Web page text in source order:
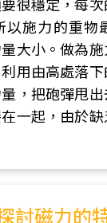
很穩定，每
以施力的重物
大小。做為
用由高處落
，把砲彈甩
一起，由於缺
討磁力的